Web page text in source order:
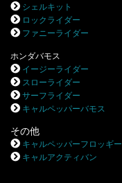
シェルキット
ロックライダー
ファニーライダー
ホンダバモス
イージーライダー
スローライダー
サーフライダー
キャルペッパーバモス
その他
キャルペッパーフロッギー
キャルアクティバン